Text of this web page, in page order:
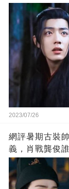
2023/07/26
網評暑期古裝
義，肖戰龔俊